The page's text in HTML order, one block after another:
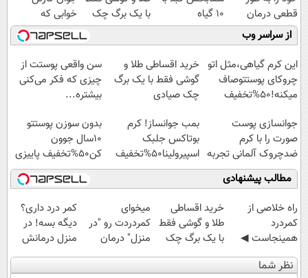
قطعی درمان
کنید!
◗پرسش‌نامه◖
10 گیاه
موثر(تخفیف تا
امشب)
با یک برگ چک
صیادی
خوابی که
میلیاردر شد.
آموزش رایگان
از سراسر وب
این کرم گیاهی،مثل اتو
چروکای پوستتوصاف
میکنه!50%تخفیف
خرید اقساطی طلا و
گوشی فقط با یک برگ
چک صیادی
سن واقعی پوستت از
چیزی که فکر می‌کنی
بیشتره...
جوانسازی پوست
صورت را با کرم
ضدچروک آلمانی تجربه
کنید!
بمب جوانساز! کرم
بوتاکس جلبک
اسپیرولینا50%تخفیف
بدون سوزن پوستتو
10سال جوون
کن50%تخفیف پاییزی
مطالب پیشنهادی
‌راه خلاصی از
کمردرد
همینجاست ◀
فقط کافیه فرم
رو پر کنی!
خرید اقساطی
طلا و گوشی فقط
با یک برگ چک
صیادی
میخوای
کمردردت رو "در
منزل" درمان
کنی؟ (◂فیلم +
◂پرسش‌نامه)
کمر درد داری؟
دیگه بسه! در
منزل درمانش
کن
(◀پرسش‌نامه)
نظر شما